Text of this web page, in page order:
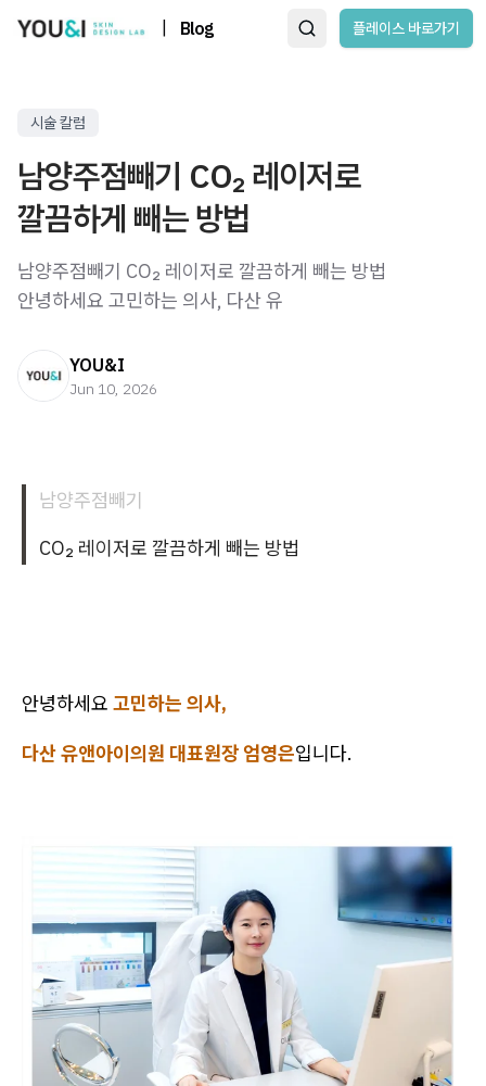
Blog 플레이스 바로가기
시술 칼럼
남양주점빼기 CO₂ 레이저로
깔끔하게 빼는 방법
남양주점빼기 CO₂ 레이저로 깔끔하게 빼는 방법 ​ ​
안녕하세요 고민하는 의사, 다산 유
YOU&I
Jun 10, 2026
남양주점빼기
CO₂ 레이저로 깔끔하게 빼는 방법
안녕하세요 고민하는 의사,
다산 유앤아이의원 대표원장 엄영은입니다.